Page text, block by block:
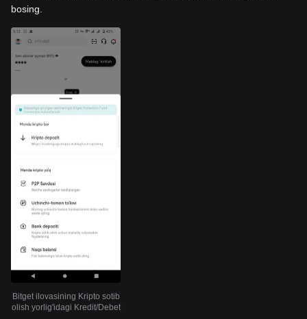
bosing.
Bitget ilovasining Kripto sotib
olish yorlig'idagi Kredit/Debet